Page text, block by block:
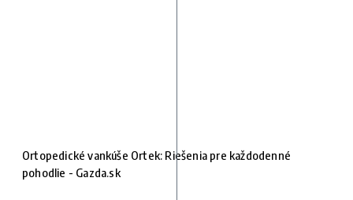
Ortopedické vankúše Ortek: Riešenia pre každodenné
pohodlie - Gazda.sk